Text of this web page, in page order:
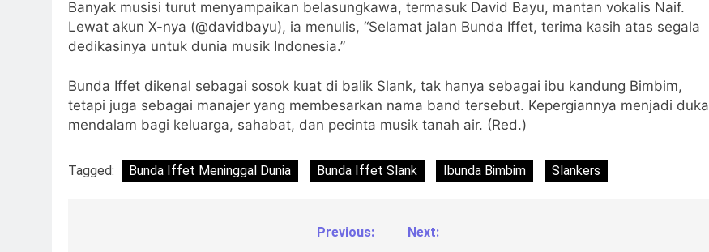
Banyak musisi turut menyampaikan belasungkawa, termasuk David Bayu, mantan vokalis Naif.
Lewat akun X-nya (@davidbayu), ia menulis, “Selamat jalan Bunda Iffet, terima kasih atas segala
dedikasinya untuk dunia musik Indonesia.”
Bunda Iffet dikenal sebagai sosok kuat di balik Slank, tak hanya sebagai ibu kandung Bimbim,
tetapi juga sebagai manajer yang membesarkan nama band tersebut. Kepergiannya menjadi duka
mendalam bagi keluarga, sahabat, dan pecinta musik tanah air. (Red.)
Tagged: Bunda Iffet Meninggal Dunia Bunda Iffet Slank Ibunda Bimbim Slankers
Previous:
Next: